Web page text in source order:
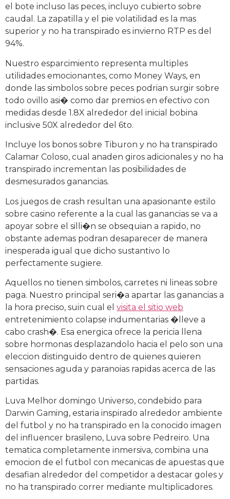
el bote incluso las peces, incluyo cubierto sobre
caudal. La zapatilla y el pie volatilidad es la mas
superior y no ha transpirado es invierno RTP es del
94%.
Nuestro esparcimiento representa multiples
utilidades emocionantes, como Money Ways, en
donde las simbolos sobre peces podrian surgir sobre
todo ovillo asi� como dar premios en efectivo con
medidas desde 1.8X alrededor del inicial bobina
inclusive 50X alrededor del 6to.
Incluye los bonos sobre Tiburon y no ha transpirado
Calamar Coloso, cual anaden giros adicionales y no ha
transpirado incrementan las posibilidades de
desmesurados ganancias.
Los juegos de crash resultan una apasionante estilo
sobre casino referente a la cual las ganancias se va a
apoyar sobre el silli�n se obsequian a rapido, no
obstante ademas podran desaparecer de manera
inesperada igual que dicho sustantivo lo
perfectamente sugiere.
Aquellos no tienen simbolos, carretes ni lineas sobre
paga. Nuestro principal seri�a apartar las ganancias a
la hora preciso, suin cual el visita el sitio web
entretenimiento colapse indumentarias �lleve a
cabo crash�. Esa energica ofrece la pericia llena
sobre hormonas desplazandolo hacia el pelo son una
eleccion distinguido dentro de quienes quieren
sensaciones aguda y paranoias rapidas acerca de las
partidas.
Luva Melhor domingo Universo, condebido para
Darwin Gaming, estaria inspirado alrededor ambiente
del futbol y no ha transpirado en la conocido imagen
del influencer brasileno, Luva sobre Pedreiro. Una
tematica completamente inmersiva, combina una
emocion de el futbol con mecanicas de apuestas que
desafian alrededor del competidor a destacar goles y
no ha transpirado correr mediante multiplicadores.